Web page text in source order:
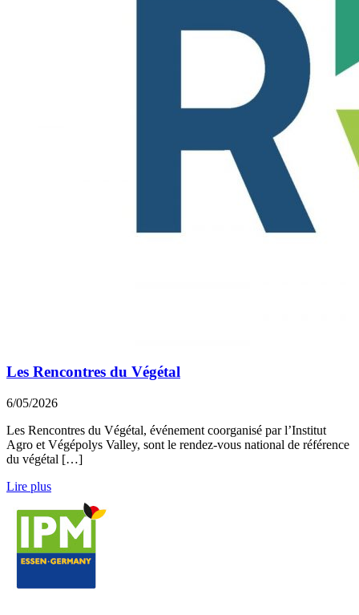
Les Rencontres du Végétal
6/05/2026
Les Rencontres du Végétal, événement coorganisé par l’Institut
Agro et Végépolys Valley, sont le rendez-vous national de référence
du végétal […]
Lire plus